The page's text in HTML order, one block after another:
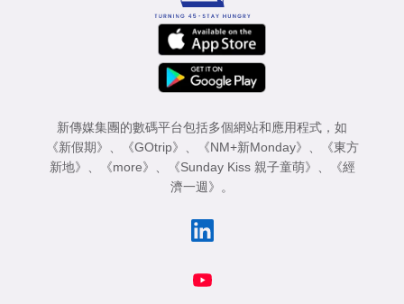
新傳媒集團的數碼平台包括多個網站和應用程式，如
《新假期》
《GOtrip》 《NM+新Monday》
《東方
新地》
《more》 《Sunday Kiss 親子童萌》
《經
濟一週》
。